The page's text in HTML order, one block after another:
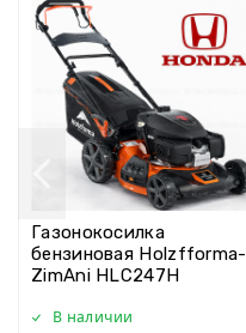
Газонокосилка
бензиновая Holzfforma-
ZimAni HLC247H
В наличии